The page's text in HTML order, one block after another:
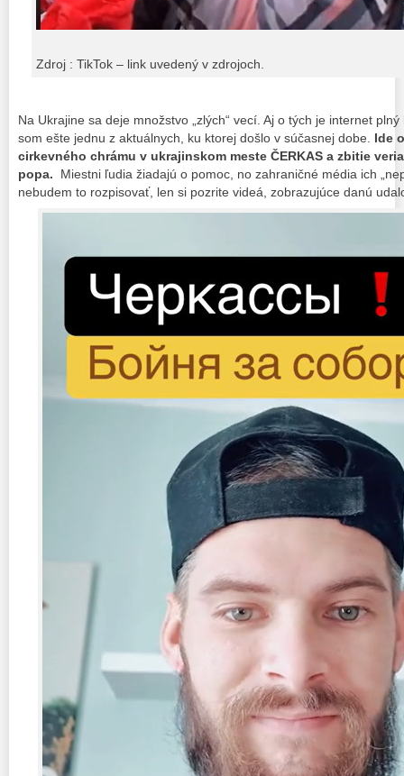
Zdroj : TikTok – link uvedený v zdrojoch.
Na Ukrajine sa deje množstvo „zlých“ vecí. Aj o tých je internet
som ešte jednu z aktuálnych, ku ktorej došlo v súčasnej dobe. Ide
cirkevného chrámu v ukrajinskom meste ČERKAS a zbitie
popa. Miestni ľudia žiadajú o pomoc, no zahraničné média ich
nebudem to rozpisovať, len si pozrite videá, zobrazujúce danú